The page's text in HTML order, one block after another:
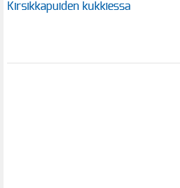
Kirsikkapuiden kukkiessa